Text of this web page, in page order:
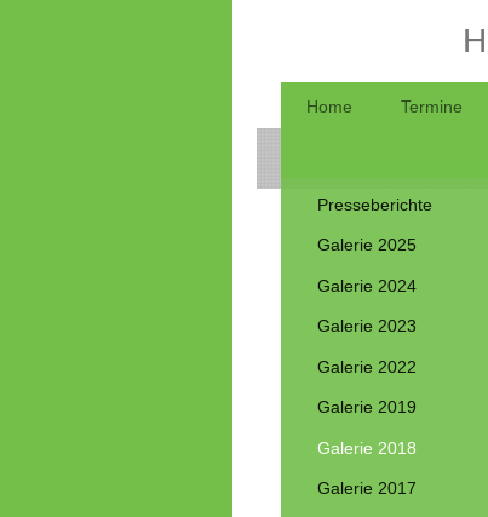
Home Termine
Presseberichte
Galerie 2025
Galerie 2024
Galerie 2023
Galerie 2022
Galerie 2019
Galerie 2018
Galerie 2017